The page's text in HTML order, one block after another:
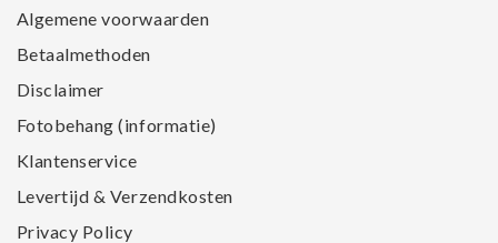
Algemene voorwaarden
Betaalmethoden
Disclaimer
Fotobehang (informatie)
Klantenservice
Levertijd & Verzendkosten
Privacy Policy